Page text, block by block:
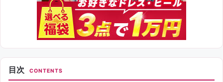
目次 CONTENTS